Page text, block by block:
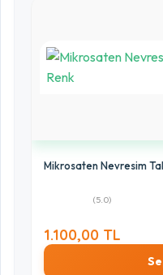
Mikrosaten Nevresim
(5.0)
1.100,00 TL